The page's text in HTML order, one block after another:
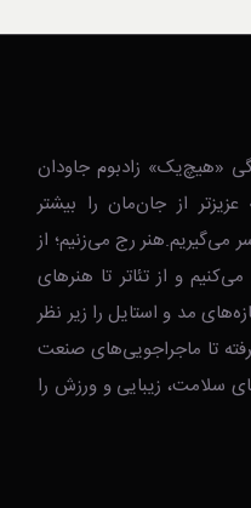
«هیچ‌یک» زادبوم جاودان
از جان‌مان را بیشتر
می‌گیریم.هنر رج می‌زنیم؛ از
و از تئاتر تا هنرهای
مد و استایل را زیر نظر
تا ماجراجویی‌های صنعت
سلامت، زیبایی و ورزش را